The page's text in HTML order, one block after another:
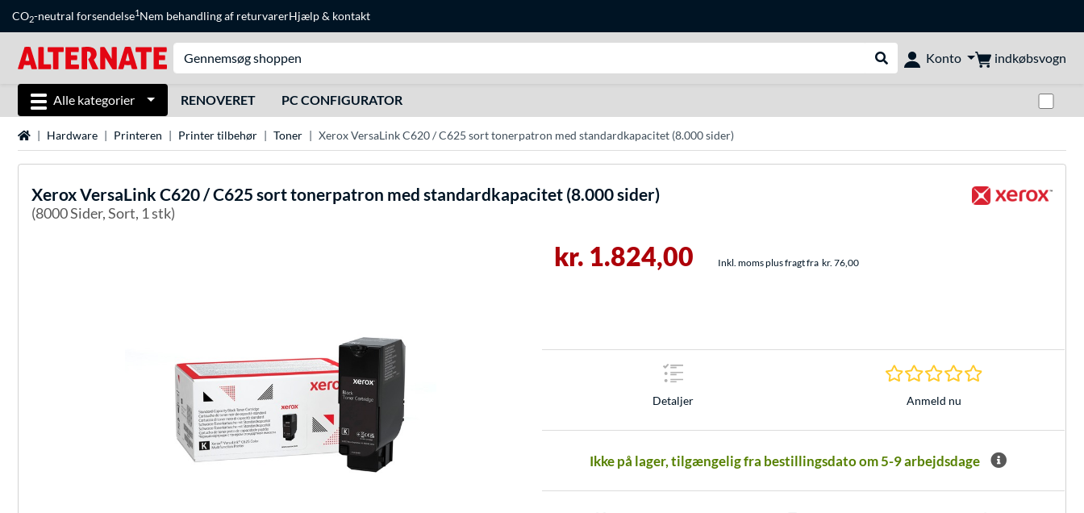
CO2-neutral forsendelse1Nem behandling af returvarerHjælp& kontakt
Udfør søgning
Konto indkøbsvogn
Alle kategorier RENOVERET PC CONFIGURATOR
StartsideHardware Printeren Printer tilbehør Toner Xerox VersaLink C620 / C625 sort tonerpatron med standardkapacitet (8.000 sider)
XeroxVersaLink C620 / C625 sort tonerpatron med standardkapacitet (8.000 sider)
(8000 Sider, Sort, 1 stk)
kr. 1.824,00 Inkl. moms plus fragt fra kr. 76,00
Detaljer
0.0 Stjerner hos 0
Anmeld nu
Ikke på lager, tilgængelig fra bestillingsdato om 5-9 arbejdsdage